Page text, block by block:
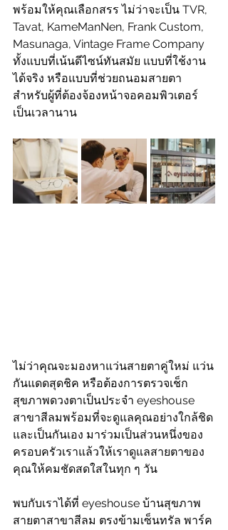
พร้อมให้คุณเลือกสรร ไม่ว่าจะเป็น TVR,
Tavat, KameManNen, Frank Custom,
Masunaga, Vintage Frame Company
ทั้งแบบที่เน้นดีไซน์ทันสมัย แบบที่ใช้งาน
ได้จริง หรือแบบที่ช่วยถนอมสายตา
สำหรับผู้ที่ต้องจ้องหน้าจอคอมพิวเตอร์
เป็นเวลานาน
ไม่ว่าคุณจะมองหาแว่นสายตาคู่ใหม่ แว่น
กันแดดสุดชิค หรือต้องการตรวจเช็ก
สุขภาพดวงตาเป็นประจำ eyeshouse
สาขาสีลมพร้อมที่จะดูแลคุณอย่างใกล้ชิด
และเป็นกันเอง มาร่วมเป็นส่วนหนึ่งของ
ครอบครัวเราแล้วให้เราดูแลสายตาของ
คุณให้คมชัดสดใสในทุก ๆ วัน
พบกับเราได้ที่ eyeshouse บ้านสุขภาพ
สายตาสาขาสีลม ตรงข้ามเซ็นทรัล พาร์ค